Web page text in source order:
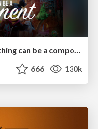
ReactJS: Keep Simple. Everything can be a component!
666 130k